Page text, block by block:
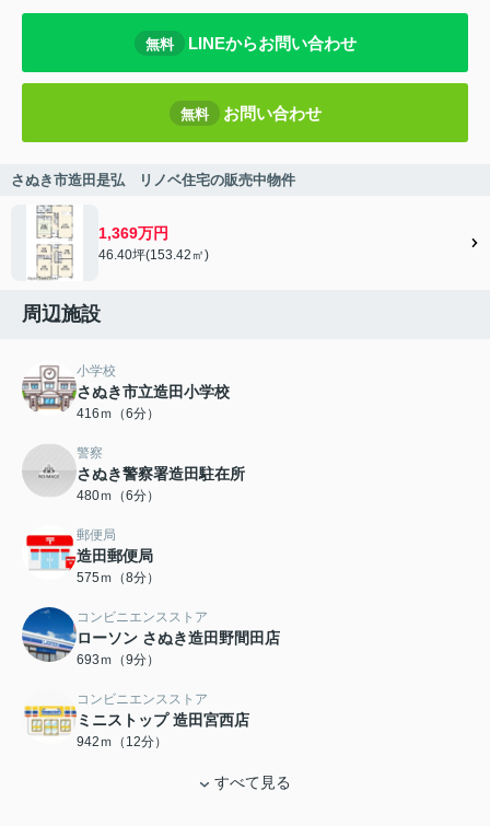
無料 LINEからお問い合わせ
無料 お問い合わせ
さぬき市造田是弘 リノベ住宅の販売中物件
1,369万円
46.40坪(153.42㎡)
周辺施設
小学校
さぬき市立造田小学校
416ｍ（6分）
警察
さぬき警察署造田駐在所
480ｍ（6分）
郵便局
造田郵便局
575ｍ（8分）
コンビニエンスストア
ローソン さぬき造田野間田店
693ｍ（9分）
コンビニエンスストア
ミニストップ 造田宮西店
942ｍ（12分）
すべて見る